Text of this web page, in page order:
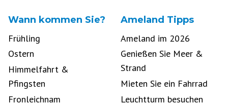
Wann kommen Sie?
Frühling
Ostern
Himmelfahrt &
Pfingsten
Fronleichnam
Ameland Tipps
Ameland im 2026
Genießen Sie Meer &
Strand
Mieten Sie ein Fahrrad
Leuchtturm besuchen